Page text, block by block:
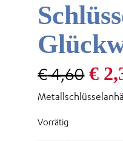
€4,60 €
Vorrätig